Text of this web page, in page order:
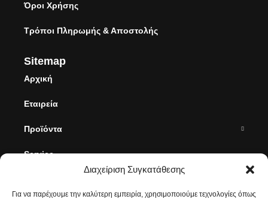
Διαχείριση Συγκατάθεσης
Για να παρέχουμε την καλύτερη εμπειρία, χρησιμοποιούμε τεχνολογίες όπως
Όροι Χρήσης
Τρόποι Πληρωμής & Αποστολής
Sitemap
Αρχική
Εταιρεία
Προϊόντα
Service